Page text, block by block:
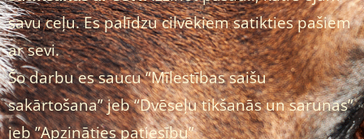
savu ceļu. Es palīdzu cilvēkiem satikties pašiem
ar sevi.
Šo darbu es saucu “Mīlestības saišu
sakārtošana” jeb “Dvēseļu tikšanās un sarunas”
jeb ”Apzināties patiesību”